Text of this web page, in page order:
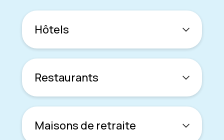
Hôtеls
Restaurants
Maisons dе rеtraitе